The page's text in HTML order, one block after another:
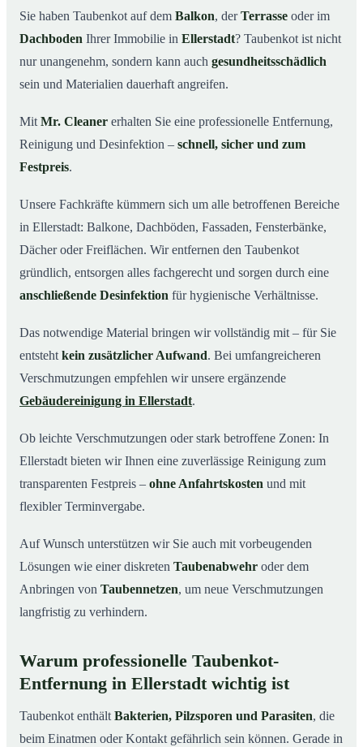
Taubenkot entfernen in Ellerstadt & Umgebung
05Jetzt Angebot für die Taubenkot-Entfernung in
06So wird Taubenkot in Ellerstadt professionell entfernt
Sie haben Taubenkot auf dem Balkon, derTerrasse oder im
Dachboden Ihrer Immobilie in Ellerstadt? Taubenkot ist nicht
nur unangenehm, sondern kann auch gesundheitsschädlich
sein und Materialien dauerhaft angreifen.
Mit Mr. Cleaner erhalten Sie eine professionelle Entfernung,
Reinigung und Desinfektion – schnell, sicher und zum
Festpreis.
Unsere Fachkräfte kümmern sich um alle betroffenen Bereiche
in Ellerstadt: Balkone, Dachböden, Fassaden, Fensterbänke,
Dächer oder Freiflächen. Wir entfernen den Taubenkot
gründlich, entsorgen alles fachgerecht und sorgen durch eine
anschließende Desinfektion für hygienische Verhältnisse.
Das notwendige Material bringen wir vollständig mit – für Sie
entsteht kein zusätzlicher Aufwand. Bei umfangreicheren
Verschmutzungen empfehlen wir unsere ergänzende
Gebäudereinigung in Ellerstadt.
Ob leichte Verschmutzungen oder stark betroffene Zonen: In
Ellerstadt bieten wir Ihnen eine zuverlässige Reinigung zum
transparenten Festpreis – ohne Anfahrtskosten und mit
flexibler Terminvergabe.
Auf Wunsch unterstützen wir Sie auch mit vorbeugenden
Lösungen wie einer diskreten Taubenabwehr oder dem
Anbringen von Taubennetzen, um neue Verschmutzungen
langfristig zu verhindern.
Warum professionelle Taubenkot-
Entfernung in Ellerstadt wichtig ist
Taubenkot enthält Bakterien, Pilzsporen und Parasiten, die
beim Einatmen oder Kontakt gefährlich sein können. Gerade in